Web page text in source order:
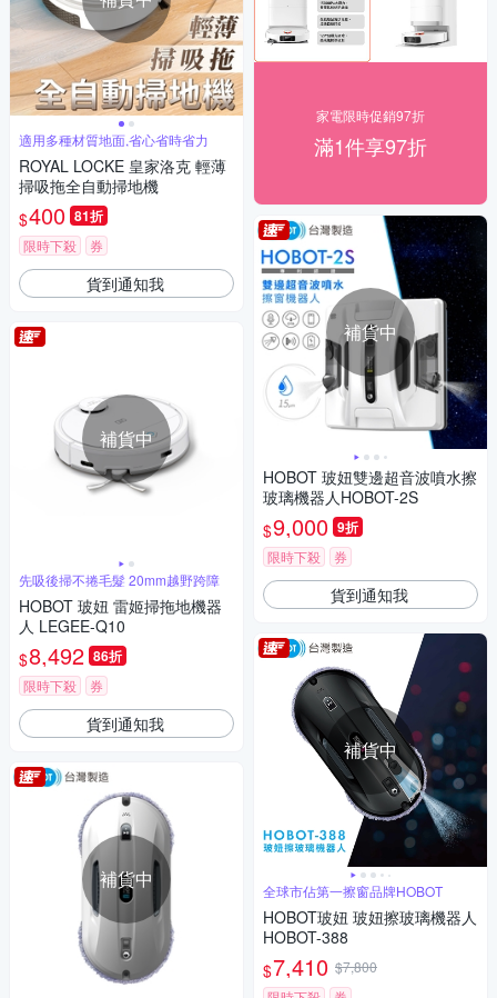
適用多種材質地面,省心省時省力
ROYAL LOCKE 皇家洛克 輕薄
掃吸拖全自動掃地機
$400 81折
限時下殺 券
貨到通知我
補貨中
先吸後掃不捲毛髮 20mm越野跨障
HOBOT 玻妞 雷姬掃拖地機器
人 LEGEE-Q10
$8,492 86折
限時下殺 券
貨到通知我
補貨中
家電限時促銷97折
滿1件享97折
補貨中
HOBOT 玻妞雙邊超音波噴水擦
玻璃機器人HOBOT-2S
$9,000 9折
限時下殺 券
貨到通知我
補貨中
全球市佔第一擦窗品牌HOBOT
HOBOT玻妞 玻妞擦玻璃機器人
HOBOT-388
$7,410 $7,800